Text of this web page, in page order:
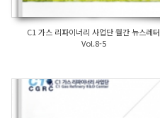
C1 가스 리파이너리 사업단 월간 뉴스레터
Vol.8-5